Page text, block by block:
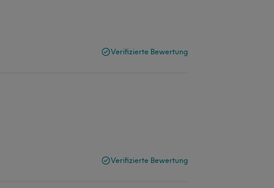
Verifizierte Bewertung
Verifizierte Bewertung